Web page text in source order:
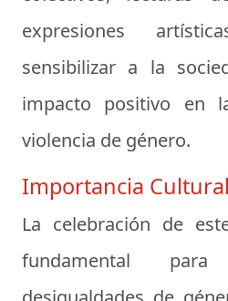
expresiones
sensibilizar a la
impacto positivo en
violencia de género.
Importancia Cultural
La celebración de
fundamental